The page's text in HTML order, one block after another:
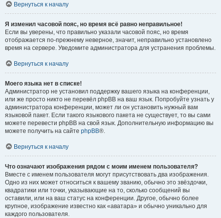
Вернуться к началу
Я изменил часовой пояс, но время всё равно неправильное!
Если вы уверены, что правильно указали часовой пояс, но время
отображается по-прежнему неверное, значит, неправильно установлено
время на сервере. Уведомите администратора для устранения проблемы.
Вернуться к началу
Моего языка нет в списке!
Администратор не установил поддержку вашего языка на конференции,
или же просто никто не перевёл phpBB на ваш язык. Попробуйте узнать у
администратора конференции, может ли он установить нужный вам
языковой пакет. Если такого языкового пакета не существует, то вы сами
можете перевести phpBB на свой язык. Дополнительную информацию вы
можете получить на сайте phpBB®.
Вернуться к началу
Что означают изображения рядом с моим именем пользователя?
Вместе с именем пользователя могут присутствовать два изображения.
Одно из них может относиться к вашему званию, обычно это звёздочки,
квадратики или точки, указывающие на то, сколько сообщений вы
оставили, или на ваш статус на конференции. Другое, обычно более
крупное, изображение известно как «аватара» и обычно уникально для
каждого пользователя.